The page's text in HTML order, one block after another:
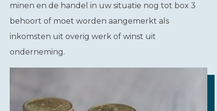
minen en de handel in uw situatie nog tot box 3
behoort of moet worden aangemerkt als
inkomsten uit overig werk of winst uit
onderneming.